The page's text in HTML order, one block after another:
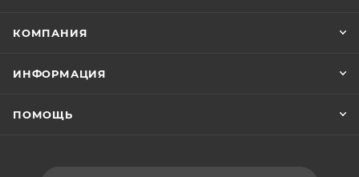
КОМПАНИЯ
ИНФОРМАЦИЯ
ПОМОЩЬ